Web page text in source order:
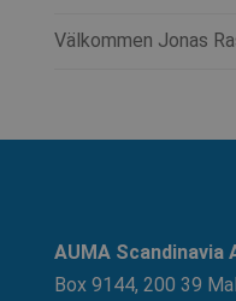
Välkommen Jonas
AUMA Scandinavia
Box 9144, 200 39